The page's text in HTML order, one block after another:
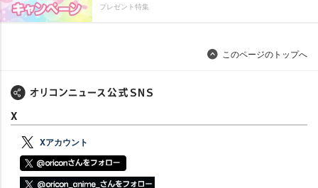
プレゼント特集
このページのトップへ
X
Xアカウント